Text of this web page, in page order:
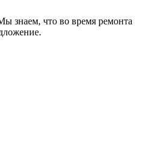
знаем, что во время ремонта